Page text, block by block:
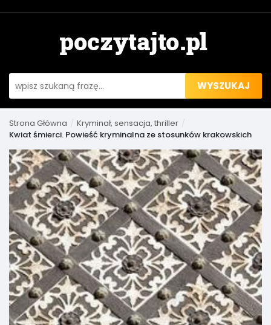
WYSZUKAJ
Strona Główna
Kryminał, sensacja, thriller
Kwiat śmierci. Powieść kryminalna ze stosunków krakowskich